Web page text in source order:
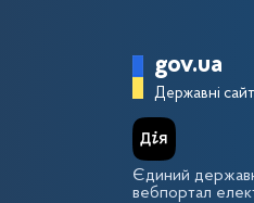
gov.ua
Державні
Єдиний
вебпортал